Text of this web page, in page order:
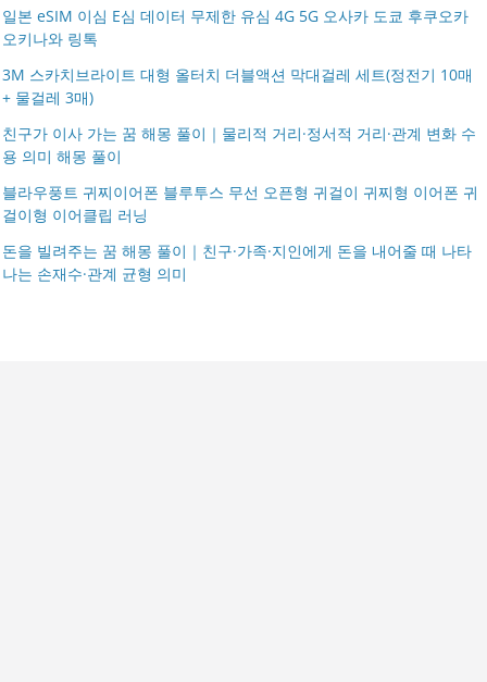
일본 eSIM 이심 E심 데이터 무제한 유심 4G 5G 오사카 도쿄 후쿠오카
오키나와 링톡
3M 스카치브라이트 대형 올터치 더블액션 막대걸레 세트(정전기 10매
+ 물걸레 3매)
친구가 이사 가는 꿈 해몽 풀이｜물리적 거리·정서적 거리·관계 변화 수
용 의미 해몽 풀이
블라우풍트 귀찌이어폰 블루투스 무선 오픈형 귀걸이 귀찌형 이어폰 귀
걸이형 이어클립 러닝
돈을 빌려주는 꿈 해몽 풀이｜친구·가족·지인에게 돈을 내어줄 때 나타
나는 손재수·관계 균형 의미